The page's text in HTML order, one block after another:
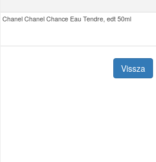
Chanel Chanel Chance Eau Tendre, edt 50ml
Vissza